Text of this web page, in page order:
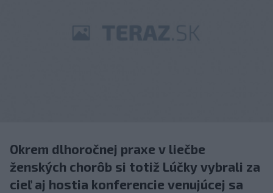
Okrem dlhoročnej praxe v liečbe
ženských chorôb si totiž Lúčky vybrali za
cieľ aj hostia konferencie venujúcej sa